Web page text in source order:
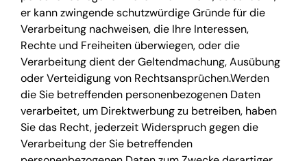
er kann zwingende schutzwürdige Gründe für die
Verarbeitung nachweisen, die Ihre Interessen,
Rechte und Freiheiten überwiegen, oder die
Verarbeitung dient der Geltendmachung, Ausübung
oder Verteidigung von Rechtsansprüchen.Werden
die Sie betreffenden personenbezogenen Daten
verarbeitet, um Direktwerbung zu betreiben, haben
Sie das Recht, jederzeit Widerspruch gegen die
Verarbeitung der Sie betreffenden